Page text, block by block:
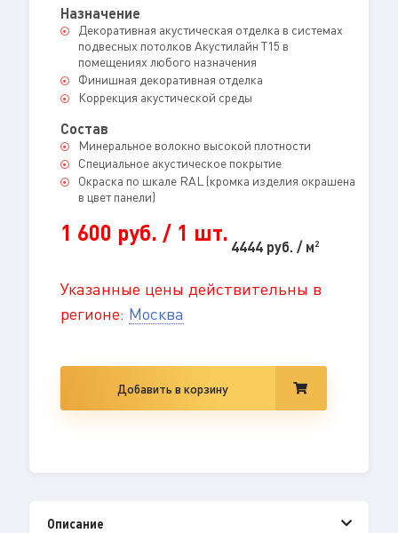
Назначение
Декоративная акустическая отделка в системах
подвесных потолков Акустилайн Т15 в
помещениях любого назначения
Финишная декоративная отделка
Коррекция акустической среды
Состав
Минеральное волокно высокой плотности
Специальное акустическое покрытие
Окраска по шкале RAL (кромка изделия окрашена
в цвет панели)
1 600 руб. / 1 шт.
4444 руб. / м2
Указанные цены действительны в
регионе: Москва
Добавить в корзину
Описание